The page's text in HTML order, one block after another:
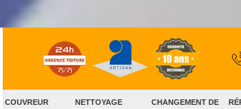
COUVREUR
NETTOYAGE
CHANGEMENT DE